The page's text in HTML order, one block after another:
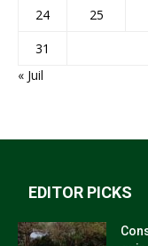
24
25
31
« Juil
EDITOR PICKS